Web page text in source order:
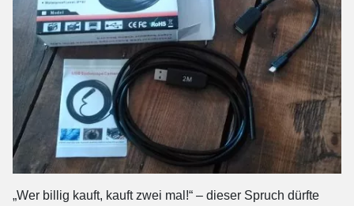
„Wer billig kauft, kauft zwei mal!“ – dieser Spruch dürfte